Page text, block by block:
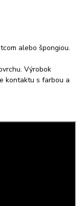
alebo špongiou.
Výrobok
kontaktu s farbou a